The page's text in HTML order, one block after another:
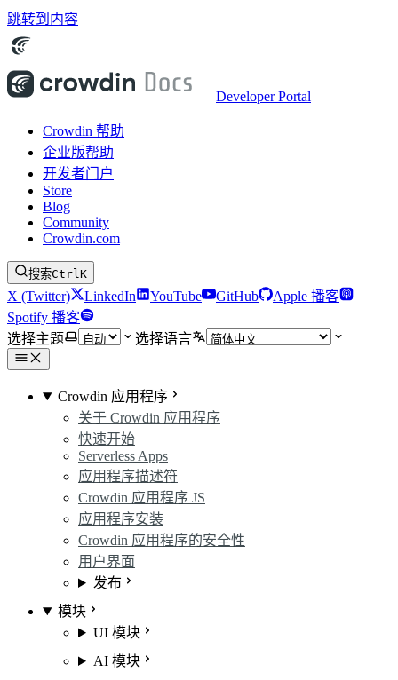
跳转到内容
Developer Portal
Crowdin 帮助
企业版帮助
开发者门户
Store
Blog
Community
Crowdin.com
搜索CtrlK
X (Twitter) LinkedIn YouTube GitHub
Apple 播客
Spotify 播客
选择主题
选择语言
Crowdin 应用程序
关于 Crowdin 应用程序
快速开始
Serverless Apps
应用程序描述符
Crowdin 应用程序 JS
应用程序安装
Crowdin 应用程序的安全性
用户界面
发布
模块
UI 模块
AI 模块